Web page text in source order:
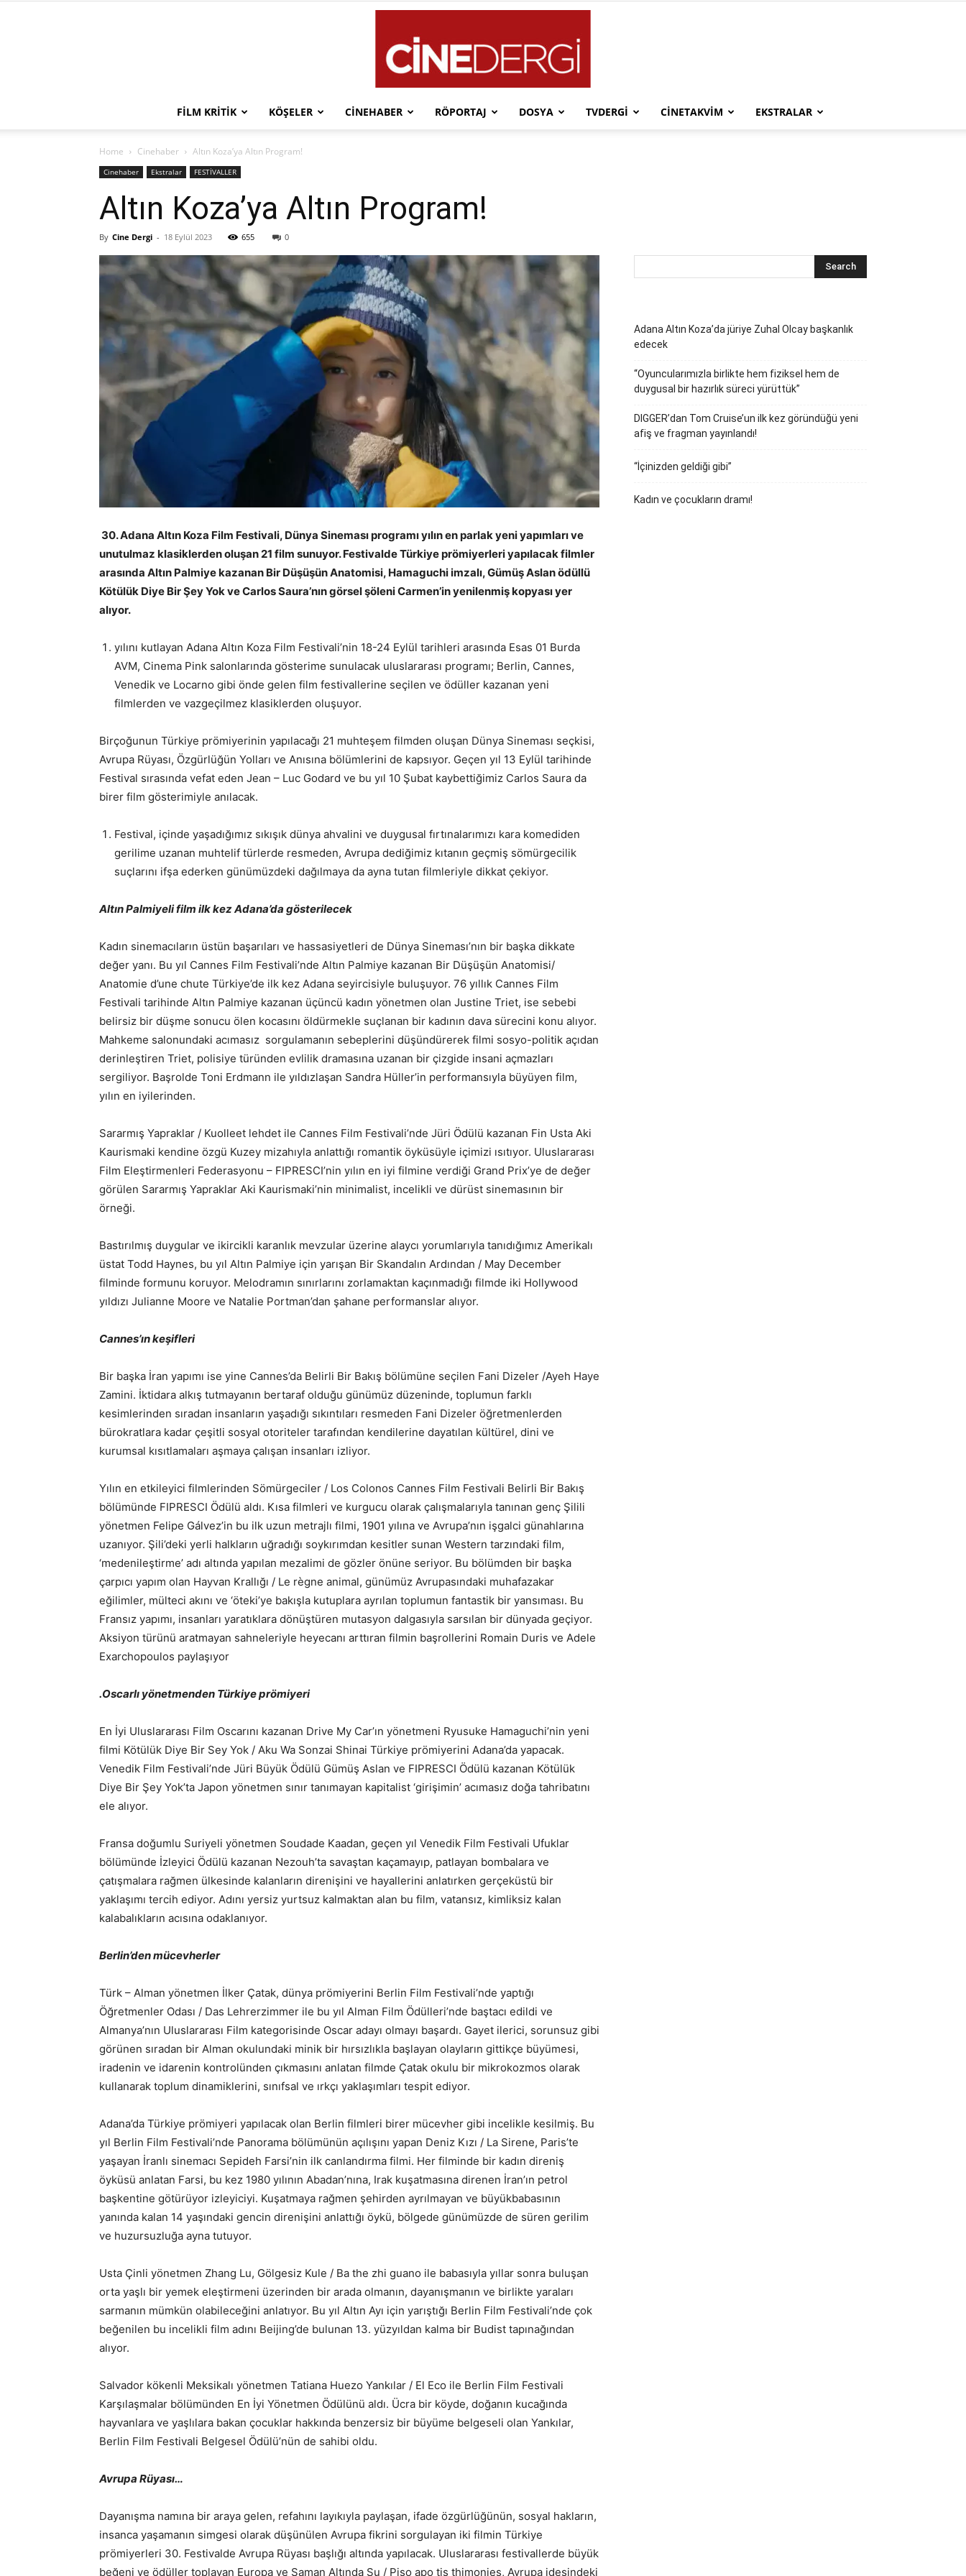
FILM KRITIK KÖŞELER CINEHABER RÖPORTAJ DOSYA TVDERGI CINETAKVIM EKSTRALAR
Home Cinehaber Altın Koza’ya Altın Program!
Cinehaber Ekstralar FESTİVALLER
Altın Koza’ya Altın Program!
By Cine Dergi - 18 Eylül 2023 655 0
30. Adana Altın Koza Film Festivali, Dünya Sineması programı yılın en parlak yeni yapımları ve
unutulmaz klasiklerden oluşan 21 film sunuyor. Festivalde Türkiye prömiyerleri yapılacak filmler
arasında Altın Palmiye kazanan Bir Düşüşün Anatomisi, Hamaguchi imzalı, Gümüş Aslan ödüllü
Kötülük Diye Bir Şey Yok ve Carlos Saura’nın görsel şöleni Carmen’in yenilenmiş kopyası yer
alıyor.
yılını kutlayan Adana Altın Koza Film Festivali’nin 18-24 Eylül tarihleri arasında Esas 01 Burda
AVM, Cinema Pink salonlarında gösterime sunulacak uluslararası programı; Berlin, Cannes,
Venedik ve Locarno gibi önde gelen film festivallerine seçilen ve ödüller kazanan yeni
filmlerden ve vazgeçilmez klasiklerden oluşuyor.
Birçoğunun Türkiye prömiyerinin yapılacağı 21 muhteşem filmden oluşan Dünya Sineması seçkisi,
Avrupa Rüyası, Özgürlüğün Yolları ve Anısına bölümlerini de kapsıyor. Geçen yıl 13 Eylül tarihinde
Festival sırasında vefat eden Jean – Luc Godard ve bu yıl 10 Şubat kaybettiğimiz Carlos Saura da
birer film gösterimiyle anılacak.
Festival, içinde yaşadığımız sıkışık dünya ahvalini ve duygusal fırtınalarımızı kara komediden
gerilime uzanan muhtelif türlerde resmeden, Avrupa dediğimiz kıtanın geçmiş sömürgecilik
suçlarını ifşa ederken günümüzdeki dağılmaya da ayna tutan filmleriyle dikkat çekiyor.
Altın Palmiyeli film ilk kez Adana’da gösterilecek
Kadın sinemacıların üstün başarıları ve hassasiyetleri de Dünya Sineması’nın bir başka dikkate
değer yanı. Bu yıl Cannes Film Festivali’nde Altın Palmiye kazanan Bir Düşüşün Anatomisi/
Anatomie d’une chute Türkiye’de ilk kez Adana seyircisiyle buluşuyor. 76 yıllık Cannes Film
Festivali tarihinde Altın Palmiye kazanan üçüncü kadın yönetmen olan Justine Triet, ise sebebi
belirsiz bir düşme sonucu ölen kocasını öldürmekle suçlanan bir kadının dava sürecini konu alıyor.
Mahkeme salonundaki acımasız sorgulamanın sebeplerini düşündürerek filmi sosyo-politik açıdan
derinleştiren Triet, polisiye türünden evlilik dramasına uzanan bir çizgide insani açmazları
sergiliyor. Başrolde Toni Erdmann ile yıldızlaşan Sandra Hüller’in performansıyla büyüyen film,
yılın en iyilerinden.
Sararmış Yapraklar / Kuolleet lehdet ile Cannes Film Festivali’nde Jüri Ödülü kazanan Fin Usta Aki
Kaurismaki kendine özgü Kuzey mizahıyla anlattığı romantik öyküsüyle içimizi ısıtıyor. Uluslararası
Film Eleştirmenleri Federasyonu – FIPRESCI’nin yılın en iyi filmine verdiği Grand Prix’ye de değer
görülen Sararmış Yapraklar Aki Kaurismaki’nin minimalist, incelikli ve dürüst sinemasının bir
örneği.
Bastırılmış duygular ve ikircikli karanlık mevzular üzerine alaycı yorumlarıyla tanıdığımız Amerikalı
üstat Todd Haynes, bu yıl Altın Palmiye için yarışan Bir Skandalın Ardından / May December
filminde formunu koruyor. Melodramın sınırlarını zorlamaktan kaçınmadığı filmde iki Hollywood
yıldızı Julianne Moore ve Natalie Portman’dan şahane performanslar alıyor.
Cannes’ın keşifleri
Bir başka İran yapımı ise yine Cannes’da Belirli Bir Bakış bölümüne seçilen Fani Dizeler /Ayeh Haye
Zamini. İktidara alkış tutmayanın bertaraf olduğu günümüz düzeninde, toplumun farklı
kesimlerinden sıradan insanların yaşadığı sıkıntıları resmeden Fani Dizeler öğretmenlerden
bürokratlara kadar çeşitli sosyal otoriteler tarafından kendilerine dayatılan kültürel, dini ve
kurumsal kısıtlamaları aşmaya çalışan insanları izliyor.
Yılın en etkileyici filmlerinden Sömürgeciler / Los Colonos Cannes Film Festivali Belirli Bir Bakış
bölümünde FIPRESCI Ödülü aldı. Kısa filmleri ve kurgucu olarak çalışmalarıyla tanınan genç Şilili
yönetmen Felipe Gálvez’in bu ilk uzun metrajlı filmi, 1901 yılına ve Avrupa’nın işgalci günahlarına
uzanıyor. Şili’deki yerli halkların uğradığı soykırımdan kesitler sunan Western tarzındaki film,
‘medenileştirme’ adı altında yapılan mezalimi de gözler önüne seriyor. Bu bölümden bir başka
çarpıcı yapım olan Hayvan Krallığı / Le règne animal, günümüz Avrupasındaki muhafazakar
eğilimler, mülteci akını ve ‘öteki’ye bakışla kutuplara ayrılan toplumun fantastik bir yansıması. Bu
Fransız yapımı, insanları yaratıklara dönüştüren mutasyon dalgasıyla sarsılan bir dünyada geçiyor.
Aksiyon türünü aratmayan sahneleriyle heyecanı arttıran filmin başrollerini Romain Duris ve Adele
Exarchopoulos paylaşıyor
.Oscarlı yönetmenden Türkiye prömiyeri
En İyi Uluslararası Film Oscarını kazanan Drive My Car’ın yönetmeni Ryusuke Hamaguchi’nin yeni
filmi Kötülük Diye Bir Sey Yok / Aku Wa Sonzai Shinai Türkiye prömiyerini Adana’da yapacak.
Venedik Film Festivali’nde Jüri Büyük Ödülü Gümüş Aslan ve FIPRESCI Ödülü kazanan Kötülük
Diye Bir Şey Yok’ta Japon yönetmen sınır tanımayan kapitalist ‘girişimin’ acımasız doğa tahribatını
ele alıyor.
Fransa doğumlu Suriyeli yönetmen Soudade Kaadan, geçen yıl Venedik Film Festivali Ufuklar
bölümünde İzleyici Ödülü kazanan Nezouh’ta savaştan kaçamayıp, patlayan bombalara ve
çatışmalara rağmen ülkesinde kalanların direnişini ve hayallerini anlatırken gerçeküstü bir
yaklaşımı tercih ediyor. Adını yersiz yurtsuz kalmaktan alan bu film, vatansız, kimliksiz kalan
kalabalıkların acısına odaklanıyor.
Berlin’den mücevherler
Türk – Alman yönetmen İlker Çatak, dünya prömiyerini Berlin Film Festivali’nde yaptığı
Öğretmenler Odası / Das Lehrerzimmer ile bu yıl Alman Film Ödülleri’nde baştacı edildi ve
Almanya’nın Uluslararası Film kategorisinde Oscar adayı olmayı başardı. Gayet ilerici, sorunsuz gibi
görünen sıradan bir Alman okulundaki minik bir hırsızlıkla başlayan olayların gittikçe büyümesi,
iradenin ve idarenin kontrolünden çıkmasını anlatan filmde Çatak okulu bir mikrokozmos olarak
kullanarak toplum dinamiklerini, sınıfsal ve ırkçı yaklaşımları tespit ediyor.
Adana’da Türkiye prömiyeri yapılacak olan Berlin filmleri birer mücevher gibi incelikle kesilmiş. Bu
yıl Berlin Film Festivali’nde Panorama bölümünün açılışını yapan Deniz Kızı / La Sirene, Paris’te
yaşayan İranlı sinemacı Sepideh Farsi’nin ilk canlandırma filmi. Her filminde bir kadın direniş
öyküsü anlatan Farsi, bu kez 1980 yılının Abadan’nına, Irak kuşatmasına direnen İran’ın petrol
başkentine götürüyor izleyiciyi. Kuşatmaya rağmen şehirden ayrılmayan ve büyükbabasının
yanında kalan 14 yaşındaki gencin direnişini anlattığı öykü, bölgede günümüzde de süren gerilim
ve huzursuzluğa ayna tutuyor.
Usta Çinli yönetmen Zhang Lu, Gölgesiz Kule / Ba the zhi guano ile babasıyla yıllar sonra buluşan
orta yaşlı bir yemek eleştirmeni üzerinden bir arada olmanın, dayanışmanın ve birlikte yaraları
sarmanın mümkün olabileceğini anlatıyor. Bu yıl Altın Ayı için yarıştığı Berlin Film Festivali’nde çok
beğenilen bu incelikli film adını Beijing’de bulunan 13. yüzyıldan kalma bir Budist tapınağından
alıyor.
Salvador kökenli Meksikalı yönetmen Tatiana Huezo Yankılar / El Eco ile Berlin Film Festivali
Karşılaşmalar bölümünden En İyi Yönetmen Ödülünü aldı. Ücra bir köyde, doğanın kucağında
hayvanlara ve yaşlılara bakan çocuklar hakkında benzersiz bir büyüme belgeseli olan Yankılar,
Berlin Film Festivali Belgesel Ödülü’nün de sahibi oldu.
Avrupa Rüyası…
Dayanışma namına bir araya gelen, refahını layıkıyla paylaşan, ifade özgürlüğünün, sosyal hakların,
insanca yaşamanın simgesi olarak düşünülen Avrupa fikrini sorgulayan iki filmin Türkiye
prömiyerleri 30. Festivalde Avrupa Rüyası başlığı altında yapılacak. Uluslararası festivallerde büyük
beğeni ve ödüller toplayan Europa ve Saman Altında Su / Piso apo tis thimonies, Avrupa idesindeki
Adana Altın Koza’da jüriye Zuhal Olcay başkanlık
edecek
“Oyuncularımızla birlikte hem fiziksel hem de
duygusal bir hazırlık süreci yürüttük”
DIGGER’dan Tom Cruise’un ilk kez göründüğü yeni
afiş ve fragman yayınlandı!
“İçinizden geldiği gibi”
Kadın ve çocukların dramı!